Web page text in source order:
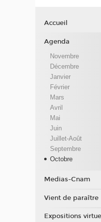
Accueil
Agenda
Novembre
Décembre
Janvier
Février
Mars
Avril
Mai
Juin
Juillet-Août
Septembre
Octobre
Medias-Cnam
Vient de paraître
Expositions